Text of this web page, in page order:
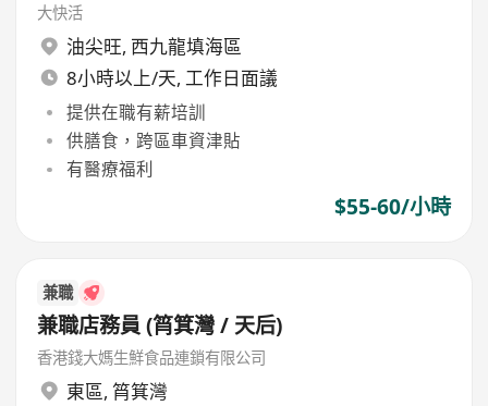
大快活
油尖旺, 西九龍填海區
8小時以上/天, 工作日面議
提供在職有薪培訓
供膳食，跨區車資津貼
有醫療福利
$55-60/小時
兼職
兼職店務員 (筲箕灣 / 天后)
香港錢大媽生鮮食品連鎖有限公司
東區, 筲箕灣